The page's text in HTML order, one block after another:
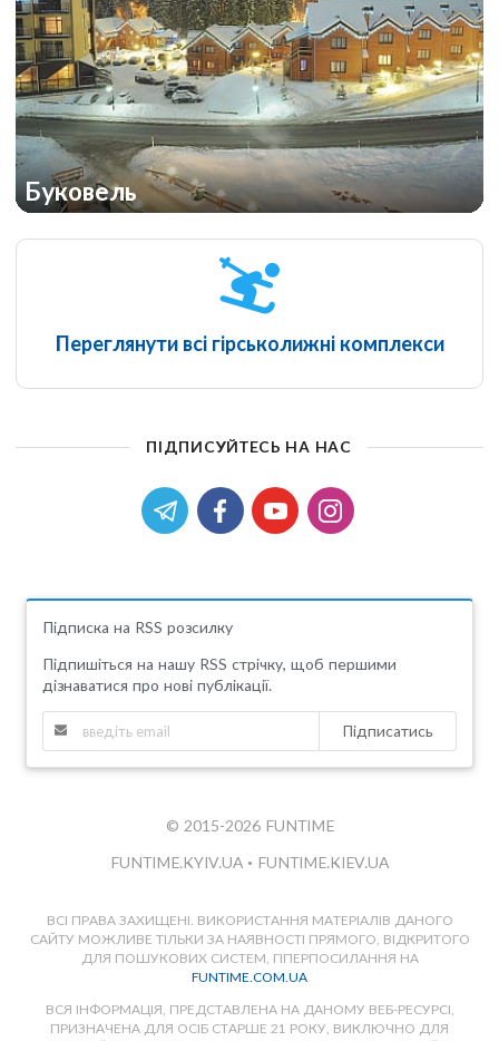
Буковель
Переглянути всі гірськолижні комплекси
ПІДПИСУЙТЕСЬ НА НАС
Підписка на RSS розсилку
Підпишіться на нашу RSS стрічку, щоб першими
дізнаватися про нові публікації.
Підписатись
© 2015-2026 FUNTIME
FUNTIME.KYIV.UA • FUNTIME.KIEV.UA
ВСІ ПРАВА ЗАХИЩЕНІ. ВИКОРИСТАННЯ МАТЕРІАЛІВ ДАНОГО
САЙТУ МОЖЛИВЕ ТІЛЬКИ ЗА НАЯВНОСТІ ПРЯМОГО, ВІДКРИТОГО
ДЛЯ ПОШУКОВИХ СИСТЕМ, ГІПЕРПОСИЛАННЯ НА
FUNTIME.COM.UA
ВСЯ ІНФОРМАЦІЯ, ПРЕДСТАВЛЕНА НА ДАНОМУ ВЕБ-РЕСУРСІ,
ПРИЗНАЧЕНА ДЛЯ ОСІБ СТАРШЕ 21 РОКУ, ВИКЛЮЧНО ДЛЯ